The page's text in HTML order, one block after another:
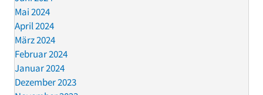
Mai 2024
April 2024
März 2024
Februar 2024
Januar 2024
Dezember 2023